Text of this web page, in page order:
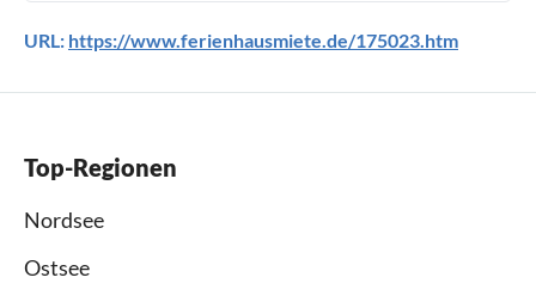
URL: https://www.ferienhausmiete.de/175023.htm
Top-Regionen
Nordsee
Ostsee